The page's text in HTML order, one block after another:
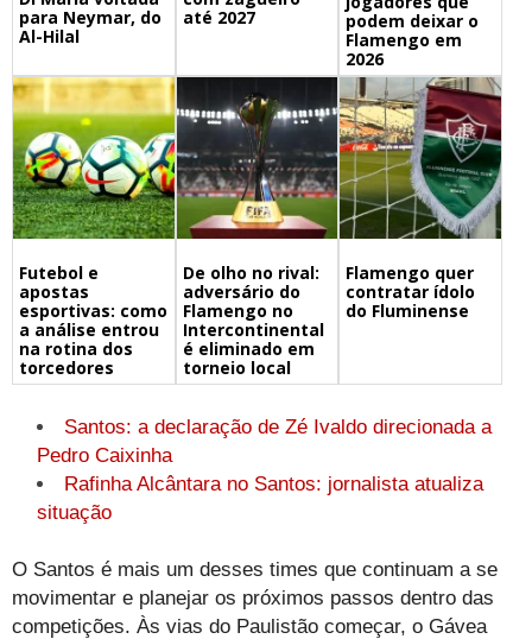
para Neymar, do
Al-Hilal
até 2027
podem deixar o
Flamengo em
2026
Futebol e
apostas
esportivas: como
a análise entrou
na rotina dos
torcedores
De olho no rival:
adversário do
Flamengo no
Intercontinental
é eliminado em
torneio local
Flamengo quer
contratar ídolo
do Fluminense
Santos: a declaração de Zé Ivaldo direcionada a
Pedro Caixinha
Rafinha Alcântara no Santos: jornalista atualiza
situação
O Santos é mais um desses times que continuam a se
movimentar e planejar os próximos passos dentro das
competições. Às vias do Paulistão começar, o Gávea